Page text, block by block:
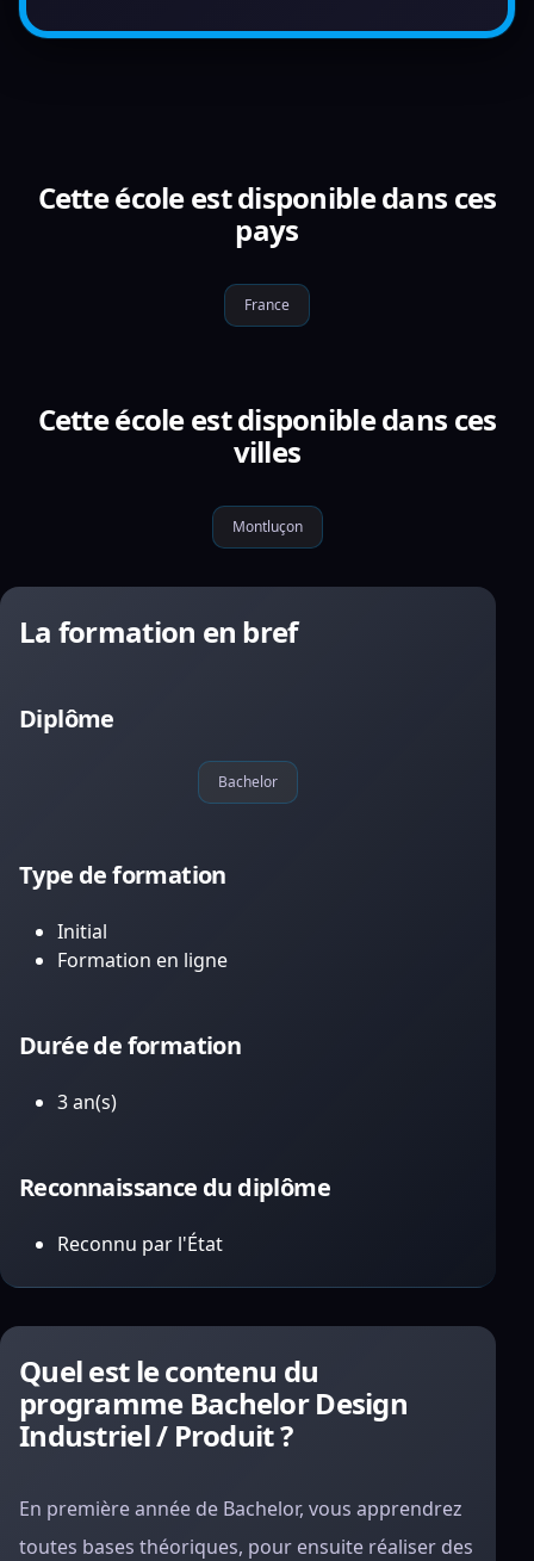
Cette école est disponible dans ces
pays
France
Cette école est disponible dans ces
villes
Montluçon
La formation en bref
Diplôme
Bachelor
Type de formation
Initial
Formation en ligne
Durée de formation
3 an(s)
Reconnaissance du diplôme
Reconnu par l'État
Quel est le contenu du
programme Bachelor Design
Industriel / Produit ?
En première année de Bachelor, vous apprendrez
toutes bases théoriques, pour ensuite réaliser des